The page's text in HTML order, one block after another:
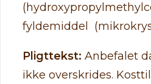
fyldemiddel
Pligttekst: Anbefalet
ikke overskrides.